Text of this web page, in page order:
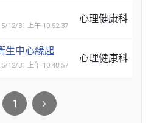
12/31 上午 10:52:37
心理健康科
生中心緣起
12/31 上午 10:48:57
心理健康科
1